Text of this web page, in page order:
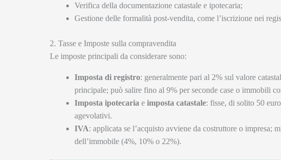
Verifica della documentazione catastale e ipotecaria;
Gestione delle formalità post-vendita, come l’iscrizione nei
2. Tasse e Imposte sulla compravendita
Le imposte principali da considerare sono:
Imposta di registro: generalmente pari al 2% sul valore
principale; può salire fino al 9% per seconde case o immobili
Imposta ipotecaria e imposta catastale: fisse, di solito 50
agevolativi.
IVA: applicata se l’acquisto avviene da costruttore o impresa;
dell’immobile (4%, 10% o 22%).